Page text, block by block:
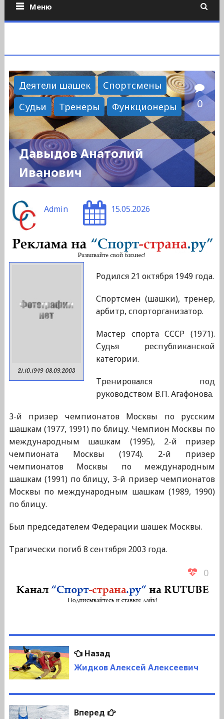
Меню
Деятели шашек
Спортсмены
Судьи
Тренеры Функционеры 0
Давыдов Анатолий
Иванович
Admin 15.05.2026
21.10.1949-08.09.2003
Родился 21 октября 1949 года.
Спортсмен (шашки), тренер,
арбитр, спорторганизатор.
Мастер спорта СССР (1971).
Судья республиканской
категории.
Тренировался под
руководством В.П. Агафонова.
3-й призер чемпионатов Москвы по русским
шашкам (1977, 1991) по блицу. Чемпион Москвы по
международным шашкам (1995), 2-й призер
чемпионата Москвы (1974). 2-й призер
чемпионатов Москвы по международным
шашкам (1991) по блицу, 3-й призер чемпионатов
Москвы по международным шашкам (1989, 1990)
по блицу.
Был председателем Федерации шашек Москвы.
Трагически погиб 8 сентября 2003 года.
0
Навигация
по
записям
НазадПредыдущая
запись:
Жидков Алексей Алексеевич
Вперед
Следующая